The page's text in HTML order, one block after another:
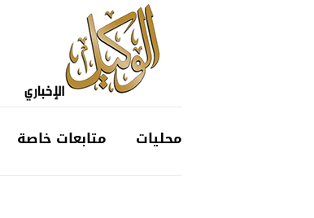
محليات متابعات خاصة